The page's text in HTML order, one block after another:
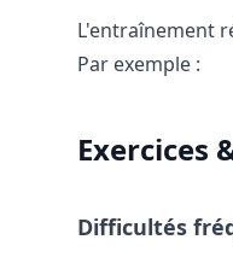
L'entraînement
Par exemple :
Exercices
Difficultés